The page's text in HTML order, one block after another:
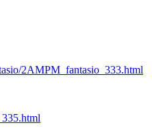
2AMPM_fantasio_333.html